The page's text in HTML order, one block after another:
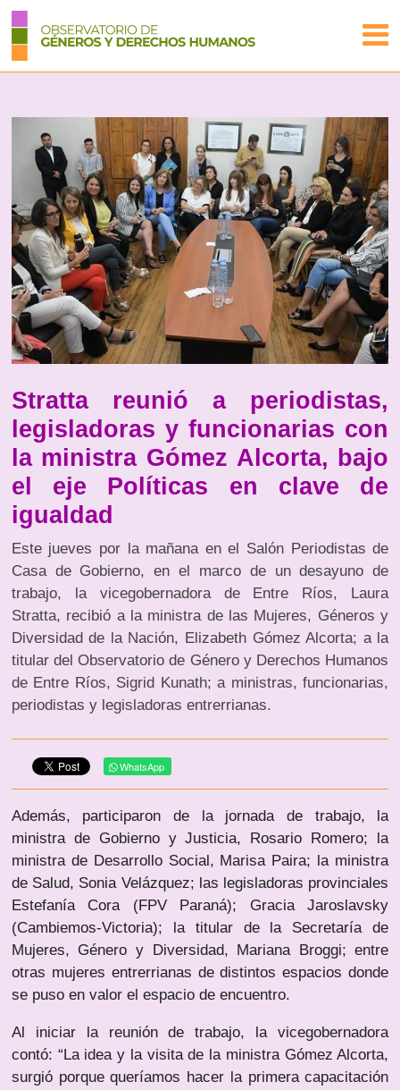
Stratta reunió a periodistas,
legisladoras y funcionarias con
la ministra Gómez Alcorta, bajo
el eje Políticas en clave de
igualdad
Este jueves por la mañana en el Salón Periodistas de
Casa de Gobierno, en el marco de un desayuno de
trabajo, la vicegobernadora de Entre Ríos, Laura
Stratta, recibió a la ministra de las Mujeres, Géneros y
Diversidad de la Nación, Elizabeth Gómez Alcorta; a la
titular del Observatorio de Género y Derechos Humanos
de Entre Ríos, Sigrid Kunath; a ministras, funcionarias,
periodistas y legisladoras entrerrianas.
WhatsApp
Además, participaron de la jornada de trabajo, la
ministra de Gobierno y Justicia, Rosario Romero; la
ministra de Desarrollo Social, Marisa Paira; la ministra
de Salud, Sonia Velázquez; las legisladoras provinciales
Estefanía Cora (FPV Paraná); Gracia Jaroslavsky
(Cambiemos-Victoria); la titular de la Secretaría de
Mujeres, Género y Diversidad, Mariana Broggi; entre
otras mujeres entrerrianas de distintos espacios donde
se puso en valor el espacio de encuentro.
Al iniciar la reunión de trabajo, la vicegobernadora
contó: “La idea y la visita de la ministra Gómez Alcorta,
surgió porque queríamos hacer la primera capacitación